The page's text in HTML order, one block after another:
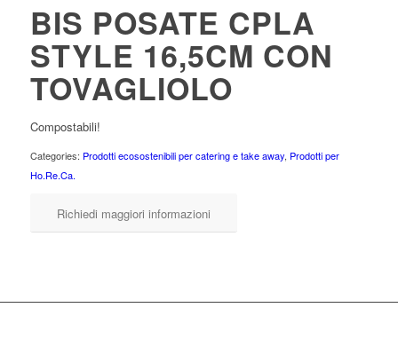
BIS POSATE CPLA
STYLE 16,5CM CON
TOVAGLIOLO
Compostabili!
Categories: Prodotti ecosostenibili per catering e take away, Prodotti per
Ho.Re.Ca.
Richiedi maggiori informazioni